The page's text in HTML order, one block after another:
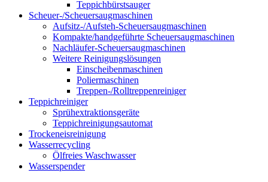
Teppichbürstsauger
Scheuer-/Scheuersaugmaschinen
Aufsitz-/Aufsteh-Scheuersaugmaschinen
Kompakte/handgeführte Scheuersaugmaschinen
Nachläufer-Scheuersaugmaschinen
Weitere Reinigungslösungen
Einscheibenmaschinen
Poliermaschinen
Treppen-/Rolltreppenreiniger
Teppichreiniger
Sprühextraktionsgeräte
Teppichreinigungsautomat
Trockeneisreinigung
Wasserrecycling
Ölfreies Waschwasser
Wasserspender